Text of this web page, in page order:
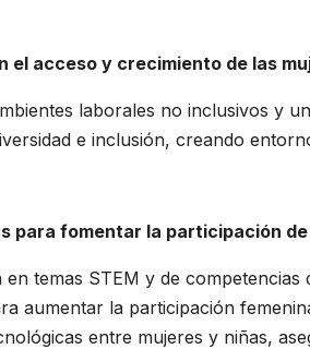
acceso y crecimiento de las
laborales no inclusivos y
e inclusión, creando
fomentar la participación
temas STEM y de
aumentar la participación
entre mujeres y niñas,